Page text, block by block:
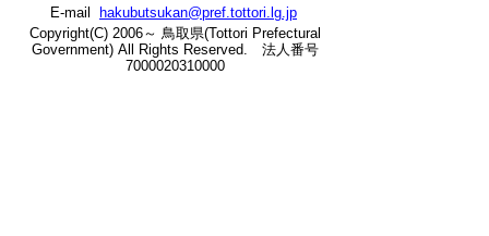
の
E-mail
hakubutsukan@pref.tottori.lg.jp
Copyright(C) 2006～ 鳥取県(Tottori Prefectural
Government) All Rights Reserved. 法人番号
7000020310000